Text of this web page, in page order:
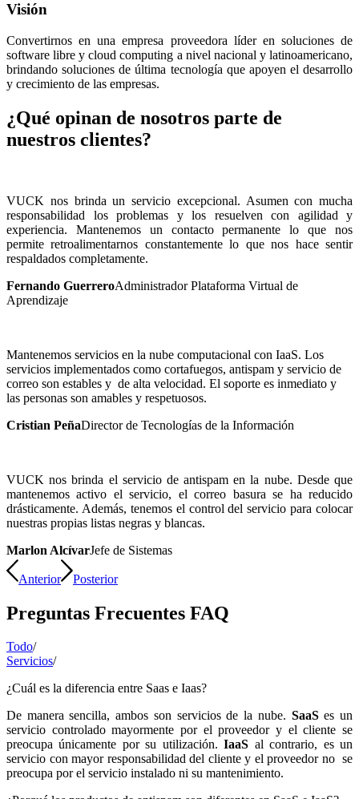
Visión
Convertirnos en una empresa proveedora líder en soluciones de
software libre y cloud computing a nivel nacional y latinoamericano,
brindando soluciones de última tecnología que apoyen el desarrollo
y crecimiento de las empresas.
¿Qué opinan de nosotros parte de
nuestros clientes?
VUCK nos brinda un servicio excepcional. Asumen con mucha
responsabilidad los problemas y los resuelven con agilidad y
experiencia. Mantenemos un contacto permanente lo que nos
permite retroalimentarnos constantemente lo que nos hace sentir
respaldados completamente.
Fernando GuerreroAdministrador Plataforma Virtual de
Aprendizaje
Mantenemos servicios en la nube computacional con IaaS. Los
servicios implementados como cortafuegos, antispam y servicio de
correo son estables y de alta velocidad. El soporte es inmediato y
las personas son amables y respetuosos.
Cristian PeñaDirector de Tecnologías de la Información
VUCK nos brinda el servicio de antispam en la nube. Desde que
mantenemos activo el servicio, el correo basura se ha reducido
drásticamente. Además, tenemos el control del servicio para colocar
nuestras propias listas negras y blancas.
Marlon AlcívarJefe de Sistemas
Anterior Posterior
Preguntas Frecuentes FAQ
Todo/
Servicios/
¿Cuál es la diferencia entre Saas e Iaas?
De manera sencilla, ambos son servicios de la nube. SaaSes un
servicio controlado mayormente por el proveedor y el cliente se
preocupa únicamente por su utilización.IaaS al contrario, es un
servicio con mayor responsabilidad del cliente y el proveedor no se
preocupa por el servicio instalado ni su mantenimiento.